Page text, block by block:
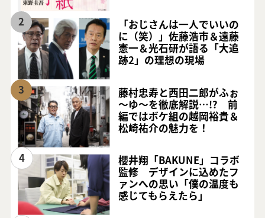
2
「おじさんは一人でいいの
に（笑）」佐藤浩市＆遠藤
憲一＆光石研が語る「大追
跡2」の理想の現場
3
藤村忠寿と西田二郎がふぉ
～ゆ～を徹底解説…!? 前
編ではボケ組の越岡裕貴＆
松崎祐介の魅力を！
4
櫻井翔「BAKUNE」コラボ
監修 デザインに込めたフ
ァンへの思い「僕の温度も
感じてもらえたら」